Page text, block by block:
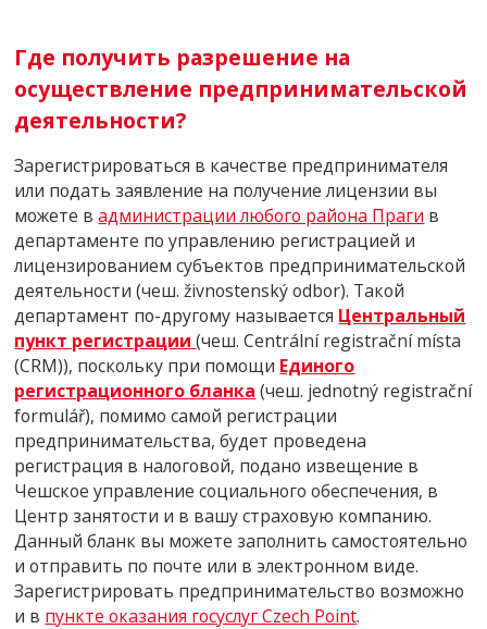
Где получить разрешение на
осуществление предпринимательской
деятельности?
Зарегистрироваться в качестве предпринимателя
или подать заявление на получение лицензии вы
можете вадминистрации любого района Праги в
департаменте по управлению регистрацией и
лицензированием субъектов предпринимательской
деятельности (чеш. živnostenský odbor). Такой
департамент по-другому называется Центральный
пункт регистрации (чеш. Centrální registrační místa
(CRM)), поскольку при помощи Единого
регистрационного бланка (чеш. jednotný registrační
formulář), помимо самой регистрации
предпринимательства, будет проведена
регистрация в налоговой, подано извещение в
Чешское управление социального обеспечения, в
Центр занятости и в вашу страховую компанию.
Данный бланк вы можете заполнить самостоятельно
и отправить по почте или в электронном виде.
Зарегистрировать предпринимательство возможно
и в пункте оказания госуслуг Czech Point.